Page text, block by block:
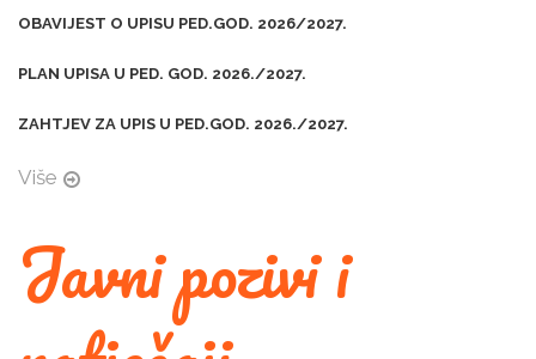
OBAVIJEST O UPISU PED.GOD. 2026/2027.
PLAN UPISA U PED. GOD. 2026./2027.
ZAHTJEV ZA UPIS U PED.GOD. 2026./2027.
Više
Javni pozivi i